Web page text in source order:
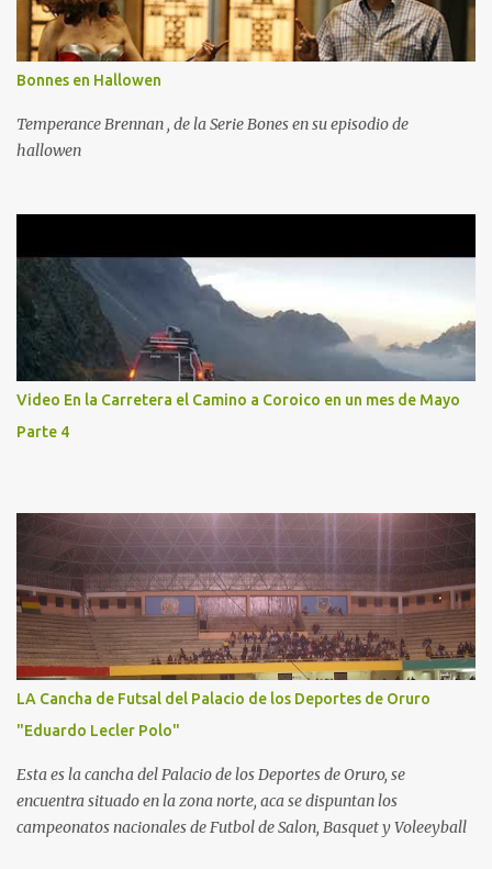
Bonnes en Hallowen
Temperance Brennan , de la Serie Bones en su episodio de
hallowen
Video En la Carretera el Camino a Coroico en un mes de Mayo
Parte 4
LA Cancha de Futsal del Palacio de los Deportes de Oruro
"Eduardo Lecler Polo"
Esta es la cancha del Palacio de los Deportes de Oruro, se
encuentra situado en la zona norte, aca se dispuntan los
campeonatos nacionales de Futbol de Salon, Basquet y Voleeyball